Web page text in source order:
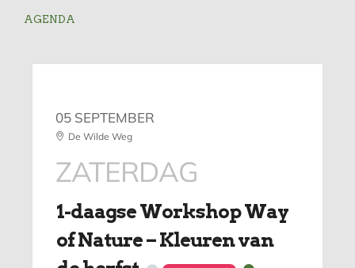
AGENDA
05 SEPTEMBER
De Wilde Weg
ZATERDAG
1-daagse Workshop Way
of Nature – Kleuren van